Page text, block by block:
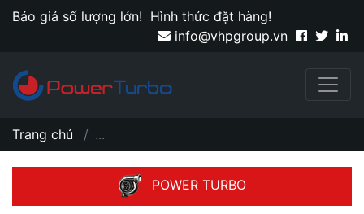
Báo giá số lượng lớn! Hình thức đặt hàng!
info@vhpgroup.vn
Trang chủ ...
POWER TURBO